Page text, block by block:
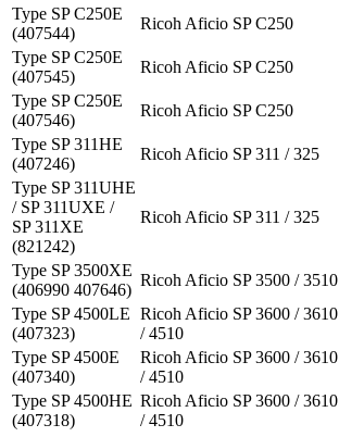
Type SP C250E
(407544)
Ricoh Aficio SP C250
Type SP C250E
(407545)
Ricoh Aficio SP C250
Type SP C250E
(407546)
Ricoh Aficio SP C250
Type SP 311HE
(407246)
Ricoh Aficio SP 311 / 325
Type SP 311UHE
/ SP 311UXE /
SP 311XE
(821242)
Ricoh Aficio SP 311 / 325
Type SP 3500XE
(406990 407646)
Ricoh Aficio SP 3500 / 3510
Type SP 4500LE
(407323)
Ricoh Aficio SP 3600 / 3610
/ 4510
Type SP 4500E
(407340)
Ricoh Aficio SP 3600 / 3610
/ 4510
Type SP 4500HE
(407318)
Ricoh Aficio SP 3600 / 3610
/ 4510